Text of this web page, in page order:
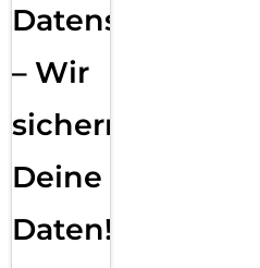
Datensicherung
– Wir
sichern
Deine
Daten!